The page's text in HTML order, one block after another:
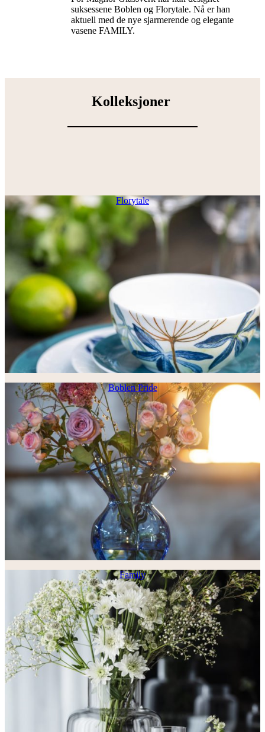
suksessene Boblen og Florytale. Nå er han
aktuell med de nye sjarmerende og elegante
vasene FAMILY.
Kolleksjoner
Florytale
Boblen Pride
Family